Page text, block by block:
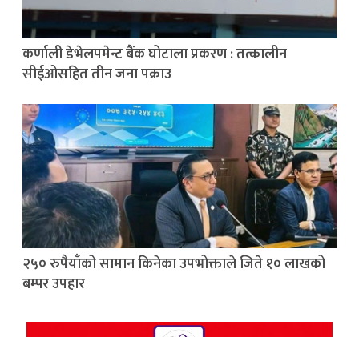
कर्णाली डेभेलपमेन्ट बैंक घोटाला प्रकरण : तत्कालीन
सीईओसहित तीन जना पक्राउ
२५० रुपैयाँको सामान किनेका उपभोक्ताले जिते १० लाखको
बम्पर उपहार